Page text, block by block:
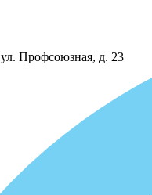
ул. Профсоюзная, д. 23